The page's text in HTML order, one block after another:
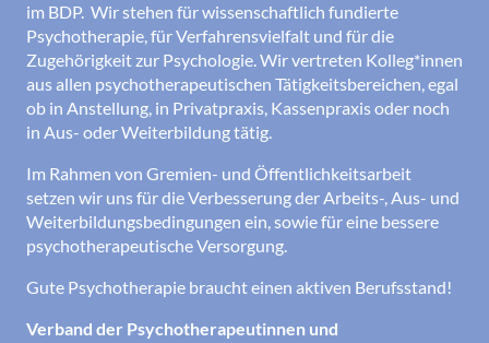
im BDP. Wir stehen für wissenschaftlich fundierte
Psychotherapie, für Verfahrensvielfalt und für die
Zugehörigkeit zur Psychologie. Wir vertreten Kolleg*innen
aus allen psychotherapeutischen Tätigkeitsbereichen, egal
ob in Anstellung, in Privatpraxis, Kassenpraxis oder noch
in Aus- oder Weiterbildung tätig.
Im Rahmen von Gremien- und Öffentlichkeitsarbeit
setzen wir uns für die Verbesserung der Arbeits-, Aus- und
Weiterbildungsbedingungen ein, sowie für eine bessere
psychotherapeutische Versorgung.
Gute Psychotherapie braucht einen aktiven Berufsstand!
Verband der Psychotherapeutinnen und